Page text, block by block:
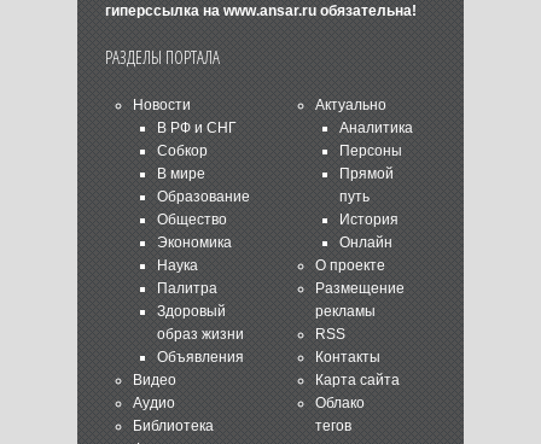
гиперссылка на www.ansar.ruобязательна!
РАЗДЕЛЫ ПОРТАЛА
Новости
В РФ и СНГ
Собкор
В мире
Образование
Общество
Экономика
Наука
Палитра
Здоровый
образ жизни
Объявления
Видео
Аудио
Библиотека
Актуально
Аналитика
Персоны
Прямой
путь
История
Онлайн
О проекте
Размещение
рекламы
RSS
Контакты
Карта сайта
Облако
тегов